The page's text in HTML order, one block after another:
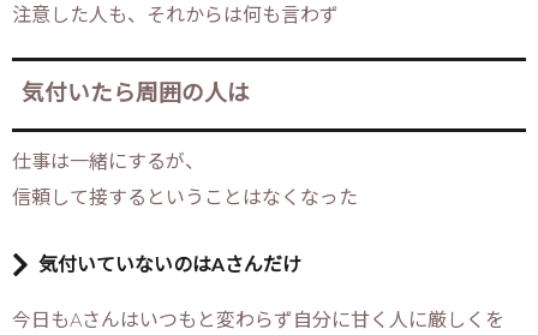
注意した人も、それからは何も言わず
気付いたら周囲の人は
仕事は一緒にするが、
信頼して接するということはなくなった
気付いていないのはAさんだけ
今日もAさんはいつもと変わらず自分に甘く人に厳しくを